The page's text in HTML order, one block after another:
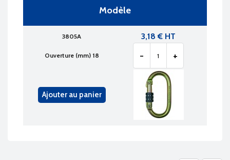
Modèle
3805A
Ouverture (mm) 18
3,18 € HT
- +
Ajouter au panier